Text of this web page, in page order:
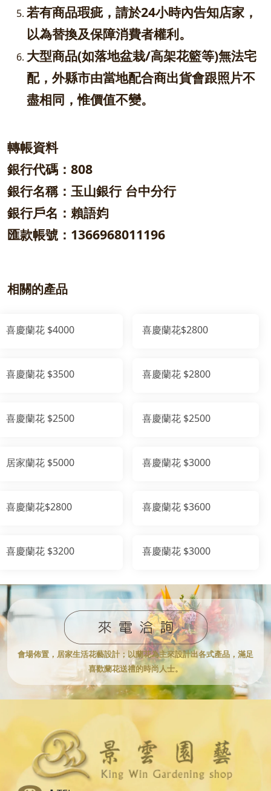
若有商品瑕疵，請於24小時內告知店家，
以為替換及保障消費者權利。
大型商品(如落地盆栽/高架花籃等)無法宅
配，外縣市由當地配合商出貨會跟照片不
盡相同，惟價值不變。
轉帳資料
銀行代碼：808
銀行名稱：玉山銀行 台中分行
銀行戶名：賴語㚬
匯款帳號：1366968011196
相關的產品
喜慶蘭花 $4000 喜慶蘭花$2800
喜慶蘭花 $3500 喜慶蘭花 $2800
喜慶蘭花 $2500 喜慶蘭花 $2500
居家蘭花 $5000 喜慶蘭花 $3000
喜慶蘭花$2800 喜慶蘭花 $3600
喜慶蘭花 $3200 喜慶蘭花 $3000
會場佈置，居家生活花藝設計；以蘭花為主來設計出各式產品，滿足
喜歡蘭花送禮的時尚人士。